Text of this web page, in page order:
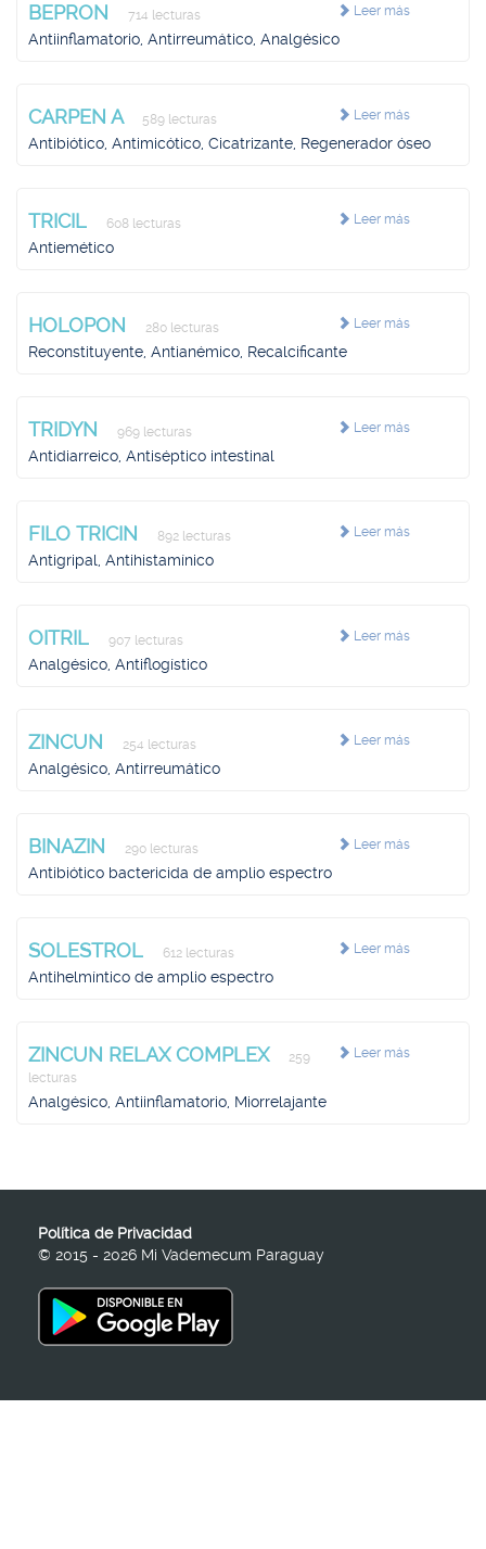
Leer más
BEPRON 714 lecturas
Antiinflamatorio, Antirreumático, Analgésico
Leer más
CARPEN A 589 lecturas
Antibiótico, Antimicótico, Cicatrizante, Regenerador óseo
Leer más
TRICIL 608 lecturas
Antiemético
Leer más
HOLOPON 280 lecturas
Reconstituyente, Antianémico, Recalcificante
Leer más
TRIDYN 969 lecturas
Antidiarreico, Antiséptico intestinal
Leer más
FILO TRICIN 892 lecturas
Antigripal, Antihistamínico
Leer más
OITRIL 907 lecturas
Analgésico, Antiflogístico
Leer más
ZINCUN 254 lecturas
Analgésico, Antirreumático
Leer más
BINAZIN 290 lecturas
Antibiótico bactericida de amplio espectro
Leer más
SOLESTROL 612 lecturas
Antihelmíntico de amplio espectro
Leer más
ZINCUN RELAX COMPLEX
259
lecturas
Analgésico, Antiinflamatorio, Miorrelajante
Política de Privacidad
© 2015 - 2026 Mi Vademecum Paraguay